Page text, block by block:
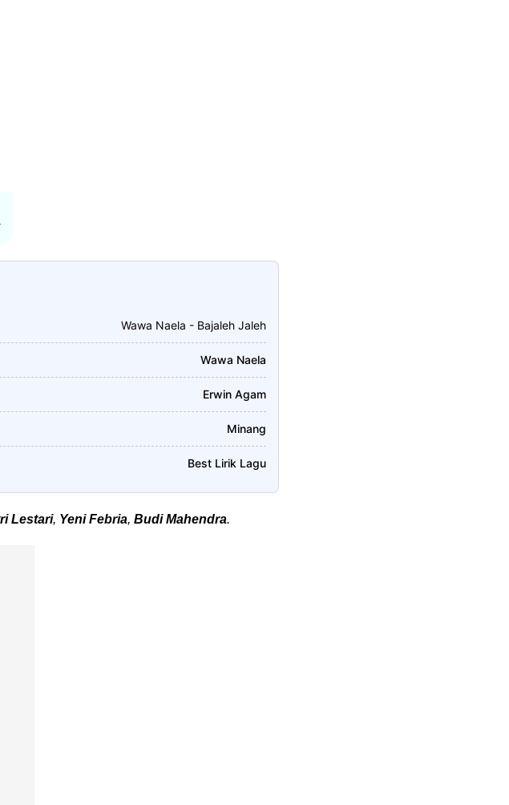
Wawa Naela - Bajaleh Jaleh
Wawa Naela
Erwin Agam
Minang
Best Lirik Lagu
Lestari, Yeni Febria, Budi Mahendra.